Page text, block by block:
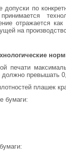
по
отражается
на
печати
должно превышать
плашек
бумаги: